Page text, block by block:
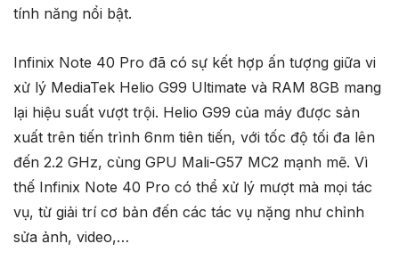
tính năng nổi bật.
Infinix Note 40 Pro đã có sự kết hợp ấn tượng giữa vi
xử lý MediaTek Helio G99 Ultimate và RAM 8GB mang
lại hiệu suất vượt trội. Helio G99 của máy được sản
xuất trên tiến trình 6nm tiên tiến, với tốc độ tối đa lên
đến 2.2 GHz, cùng GPU Mali-G57 MC2 mạnh mẽ. Vì
thế Infinix Note 40 Pro có thể xử lý mượt mà mọi tác
vụ, từ giải trí cơ bản đến các tác vụ nặng như chỉnh
sửa ảnh, video,…